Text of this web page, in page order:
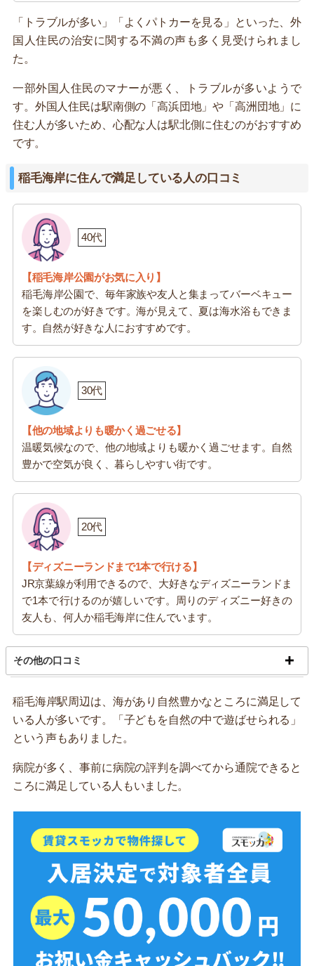
「トラブルが多い」「よくパトカーを見る」といった、外
国人住民の治安に関する不満の声も多く見受けられまし
た。
一部外国人住民のマナーが悪く、トラブルが多いようで
す。外国人住民は駅南側の「高浜団地」や「高洲団地」に
住む人が多いため、心配な人は駅北側に住むのがおすすめ
です。
稲毛海岸に住んで満足している人の口コミ
40代
【稲毛海岸公園がお気に入り】
稲毛海岸公園で、毎年家族や友人と集まってバーベキュー
を楽しむのが好きです。海が見えて、夏は海水浴もできま
す。自然が好きな人におすすめです。
30代
【他の地域よりも暖かく過ごせる】
温暖気候なので、他の地域よりも暖かく過ごせます。自然
豊かで空気が良く、暮らしやすい街です。
20代
【ディズニーランドまで1本で行ける】
JR京葉線が利用できるので、大好きなディズニーランドま
で1本で行けるのが嬉しいです。周りのディズニー好きの
友人も、何人か稲毛海岸に住んでいます。
その他の口コミ
稲毛海岸駅周辺は、海があり自然豊かなところに満足して
いる人が多いです。「子どもを自然の中で遊ばせられる」
という声もありました。
病院が多く、事前に病院の評判を調べてから通院できると
ころに満足している人もいました。